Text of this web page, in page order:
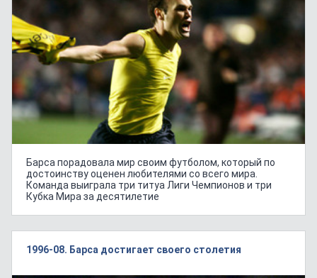
Барса порадовала мир своим футболом, который по
достоинству оценен любителями со всего мира.
Команда выиграла три титуа Лиги Чемпионов и три
Кубка Мира за десятилетие
1996-08. Барса достигает своего столетия